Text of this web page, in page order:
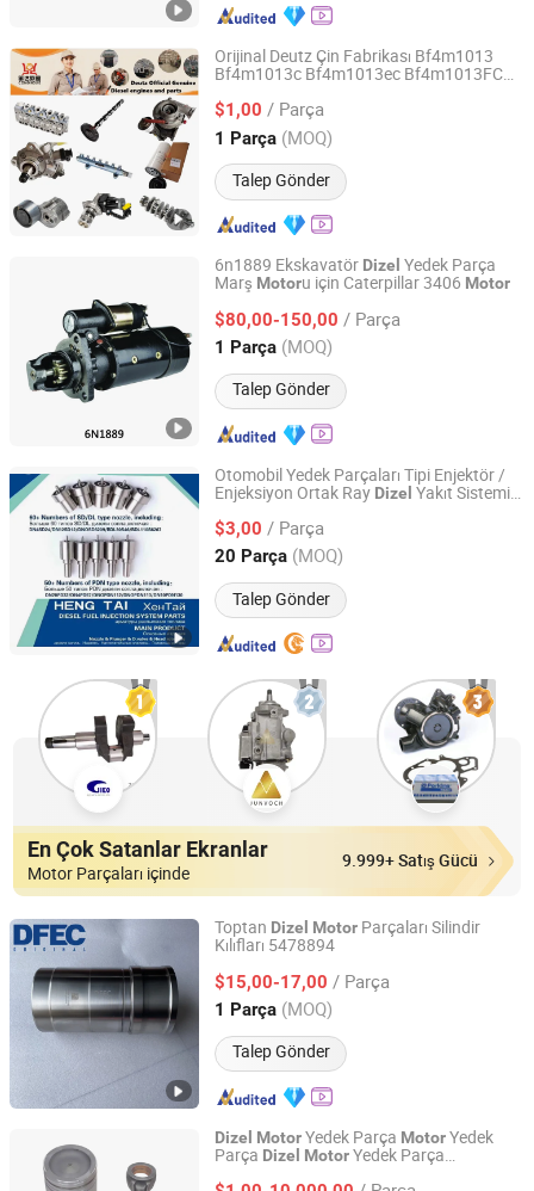
Orijinal Deutz Çin Fabrikası Bf4m1013
Bf4m1013c Bf4m1013ec Bf4m1013FC
Kamyon Tarım Ekipmanları için
$1,00 / Parça
1 Parça (MOQ)
Talep Gönder
Henan Ceda Dinglue Mechanical Equipment Co., Ltd.
Henan, China Fiyat 2023
6n1889 Ekskavatör Dizel Yedek Parça
Marş Motoru için Caterpillar 3406 Motor
$80,00-150,00 / Parça
1 Parça (MOQ)
Talep Gönder
AN HUI JI CHENG TRADING CO., LTD.
Anhui, China Fiyat 2018
Otomobil Yedek Parçaları Tipi Enjektör /
Enjeksiyon Ortak Ray Dizel Yakıt Sistemi
Traktör Nozulu Fiyatı Toyota Denso OEM
093400-5320
$3,00 / Parça
20 Parça (MOQ)
Talep Gönder
Heze Hengtai Fuel Injection Equipment Co., Ltd.
Shandong, China Fiyat 2022
En Çok Satanlar Ekranlar
Motor Parçaları içinde
9.999+ Satış Gücü
Toptan Dizel Motor Parçaları Silindir
Kılıfları 5478894
$15,00-17,00 / Parça
1 Parça (MOQ)
Talep Gönder
Hubei Diyue Auto Parts Co., Ltd.
Hubei, China Fiyat 2023
Dizel MotorYedek Parça MotorYedek
Parça Dizel MotorYedek Parça
Shenzhen Taifeng Internal Combustion Engine Parts Co.,